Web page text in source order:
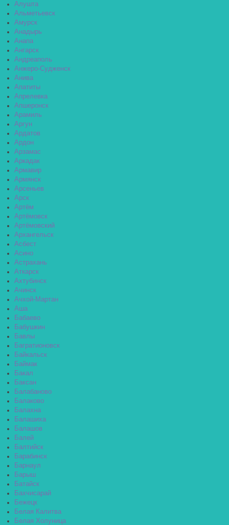
Алушта
Альметьевск
Амурск
Анадырь
Анапа
Ангарск
Андреаполь
Анжеро-Судженск
Анива
Апатиты
Апрелевка
Апшеронск
Арамиль
Аргун
Ардатов
Ардон
Арзамас
Аркадак
Армавир
Армянск
Арсеньев
Арск
Артём
Артёмовск
Артёмовский
Архангельск
Асбест
Асино
Астрахань
Аткарск
Ахтубинск
Ачинск
Ачхой-Мартан
Аша
Бабаево
Бабушкин
Бавлы
Багратионовск
Байкальск
Баймак
Бакал
Баксан
Балабаново
Балаково
Балахна
Балашиха
Балашов
Балей
Балтийск
Барабинск
Барнаул
Барыш
Батайск
Бахчисарай
Бежецк
Белая Калитва
Белая Холуница